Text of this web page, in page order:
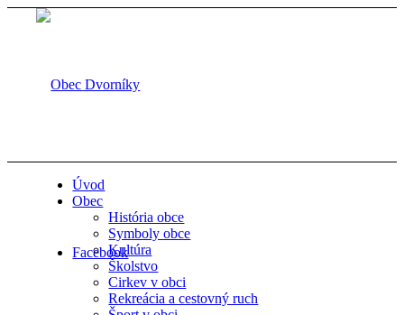
Facebook
Úvod
Obec
História obce
Symboly obce
Kultúra
Školstvo
Cirkev v obci
Rekreácia a cestovný ruch